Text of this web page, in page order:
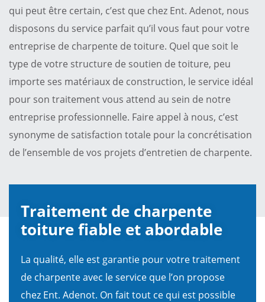
qui peut être certain, c’est que chez Ent. Adenot, nous
disposons du service parfait qu’il vous faut pour votre
entreprise de charpente de toiture. Quel que soit le
type de votre structure de soutien de toiture, peu
importe ses matériaux de construction, le service idéal
pour son traitement vous attend au sein de notre
entreprise professionnelle. Faire appel à nous, c’est
synonyme de satisfaction totale pour la concrétisation
de l’ensemble de vos projets d’entretien de charpente.
Traitement de charpente
toiture fiable et abordable
La qualité, elle est garantie pour votre traitement
de charpente avec le service que l’on propose
chez Ent. Adenot. On fait tout ce qui est possible